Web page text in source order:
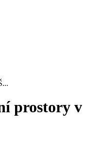
prostory v